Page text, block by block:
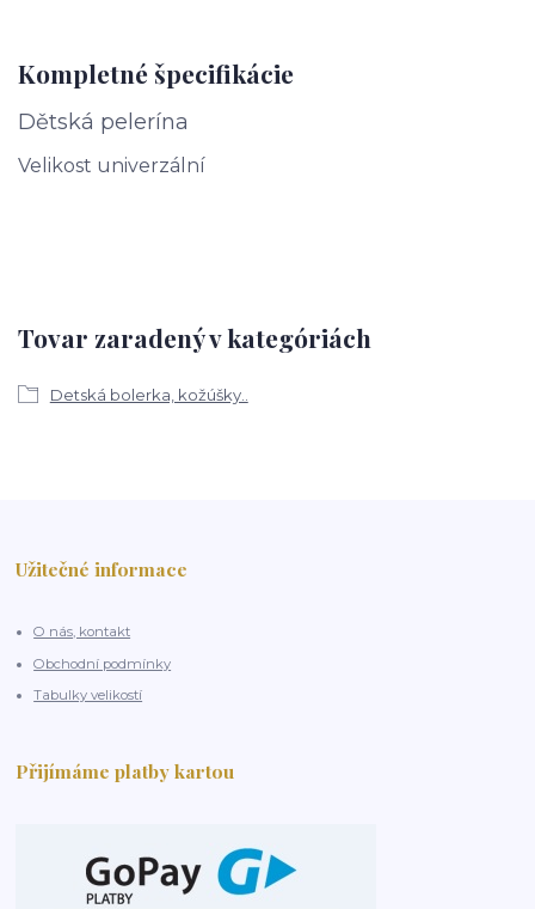
Kompletné špecifikácie
Dětská pelerína
Velikost univerzální
Tovar zaradený v kategóriách
Detská bolerka, kožúšky..
Užitečné informace
O nás, kontakt
Obchodní podmínky
Tabulky velikostí
Přijímáme platby kartou